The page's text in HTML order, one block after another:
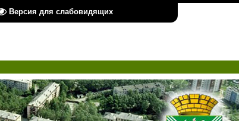
Версия для слабовидящих